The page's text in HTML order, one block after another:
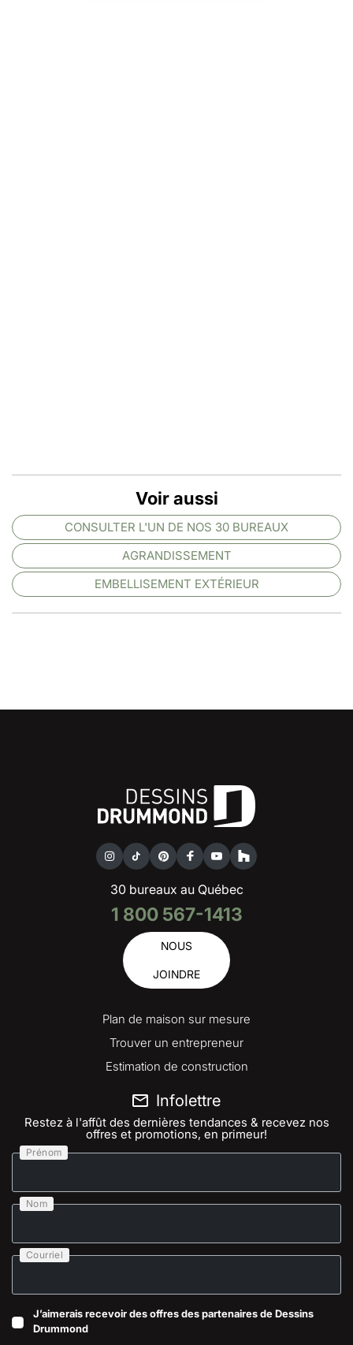
Voir aussi
CONSULTER L'UN DE NOS 30 BUREAUX
AGRANDISSEMENT
EMBELLISEMENT EXTÉRIEUR
30 bureaux au Québec
1 800 567-1413
NOUS
JOINDRE
Plan de maison sur mesure
Trouver un entrepreneur
Estimation de construction
Infolettre
Restez à l'affût des dernières tendances & recevez nos
offres et promotions, en primeur!
Prénom
Nom
Courriel
J’aimerais recevoir des offres des partenaires de Dessins
Drummond